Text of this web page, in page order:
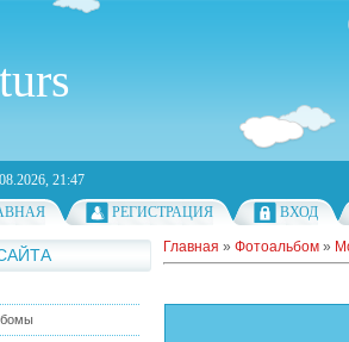
21:47
РЕГИСТРАЦИЯ ВХОД
Главная » Фотоальбом »